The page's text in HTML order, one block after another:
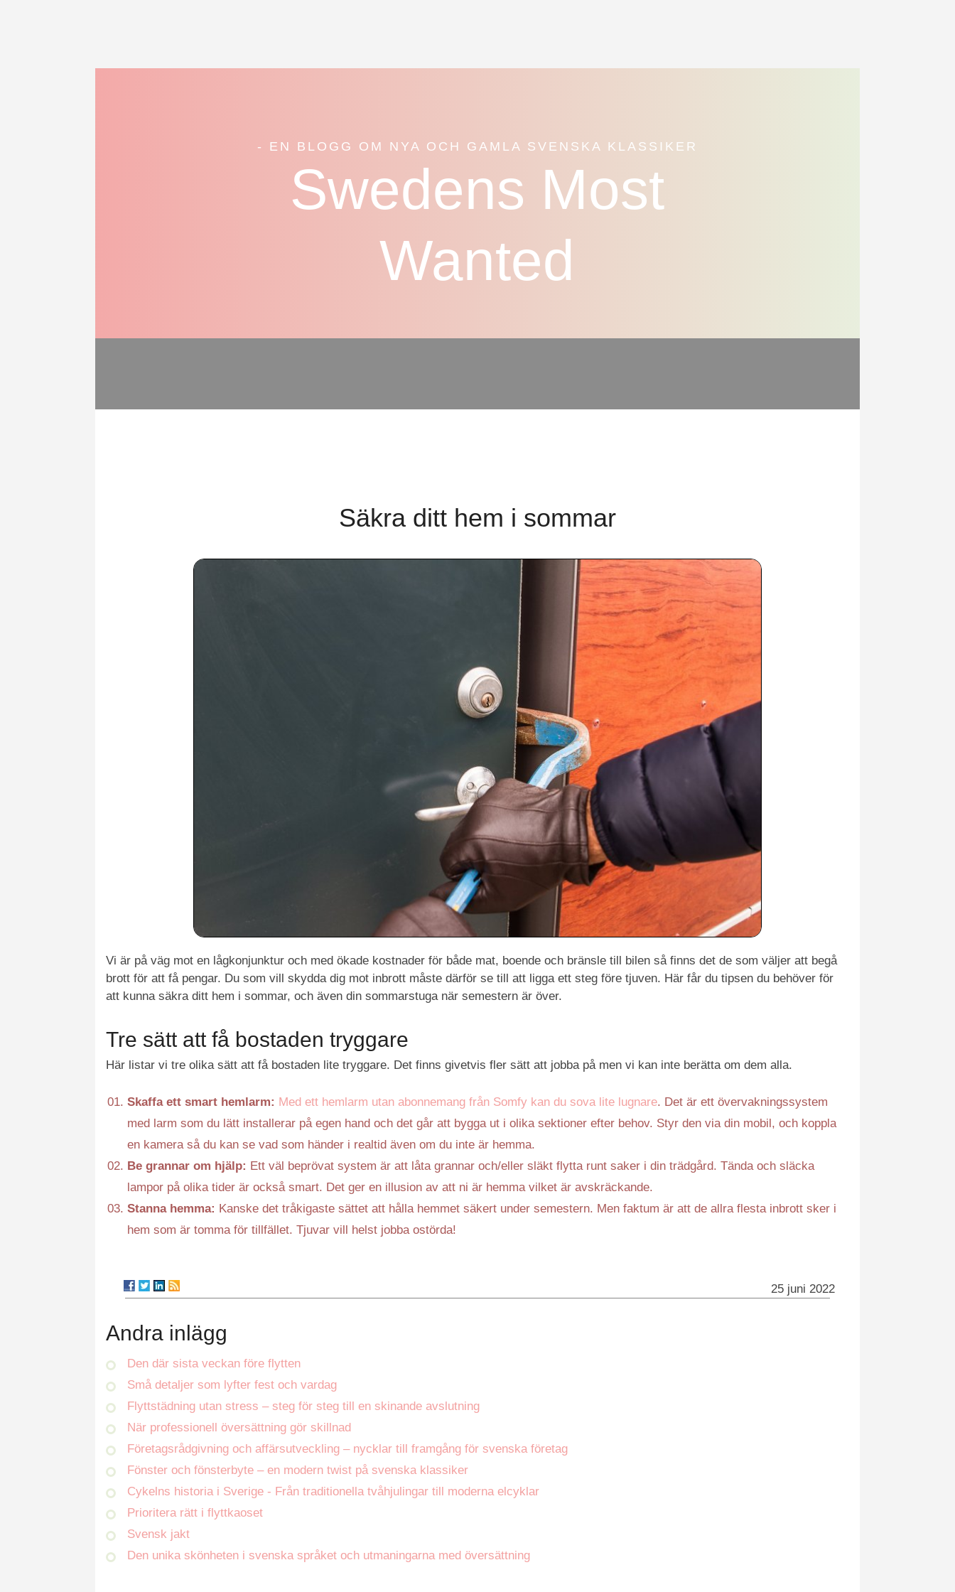
- EN BLOGG OM NYA OCH GAMLA SVENSKA KLASSIKER
Swedens Most
Wanted
Säkra ditt hem i sommar
Vi är på väg mot en lågkonjunktur och med ökade kostnader för både mat, boende och bränsle till bilen så finns det de som väljer att begå
brott för att få pengar. Du som vill skydda dig mot inbrott måste därför se till att ligga ett steg före tjuven. Här får du tipsen du behöver för
att kunna säkra ditt hem i sommar, och även din sommarstuga när semestern är över.
Tre sätt att få bostaden tryggare
Här listar vi tre olika sätt att få bostaden lite tryggare. Det finns givetvis fler sätt att jobba på men vi kan inte berätta om dem alla.
Skaffa ett smart hemlarm: Med ett hemlarm utan abonnemang från Somfy kan du sova lite lugnare. Det är ett övervakningssystem
med larm som du lätt installerar på egen hand och det går att bygga ut i olika sektioner efter behov. Styr den via din mobil, och koppla
en kamera så du kan se vad som händer i realtid även om du inte är hemma.
Be grannar om hjälp: Ett väl beprövat system är att låta grannar och/eller släkt flytta runt saker i din trädgård. Tända och släcka
lampor på olika tider är också smart. Det ger en illusion av att ni är hemma vilket är avskräckande.
Stanna hemma: Kanske det tråkigaste sättet att hålla hemmet säkert under semestern. Men faktum är att de allra flesta inbrott sker i
hem som är tomma för tillfället. Tjuvar vill helst jobba ostörda!
25 juni 2022
Andra inlägg
Den där sista veckan före flytten
Små detaljer som lyfter fest och vardag
Flyttstädning utan stress – steg för steg till en skinande avslutning
När professionell översättning gör skillnad
Företagsrådgivning och affärsutveckling – nycklar till framgång för svenska företag
Fönster och fönsterbyte – en modern twist på svenska klassiker
Cykelns historia i Sverige - Från traditionella tvåhjulingar till moderna elcyklar
Prioritera rätt i flyttkaoset
Svensk jakt
Den unika skönheten i svenska språket och utmaningarna med översättning